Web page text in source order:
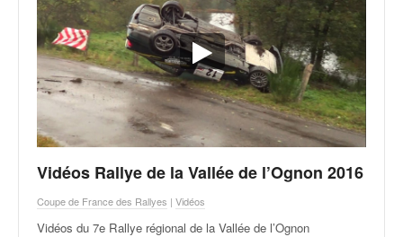
Vidéos Rallye de la Vallée de l’Ognon 2016
Coupe de France des Rallyes | Vidéos
Vidéos du 7e Rallye régional de la Vallée de l’Ognon